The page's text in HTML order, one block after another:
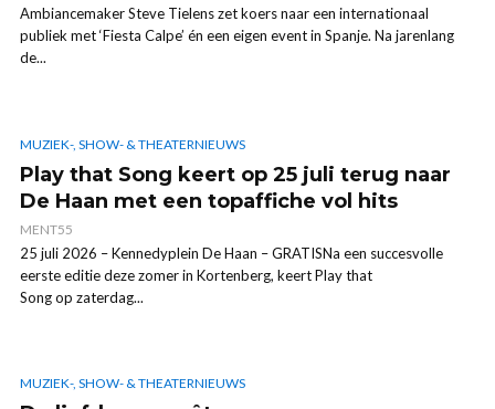
Ambiancemaker Steve Tielens zet koers naar een internationaal
publiek met ‘Fiesta Calpe’ én een eigen event in Spanje. Na jarenlang
de...
MUZIEK-, SHOW- & THEATERNIEUWS
Play that Song keert op 25 juli terug naar
De Haan met een topaffiche vol hits
MENT55
25 juli 2026 – Kennedyplein De Haan – GRATISNa een succesvolle
eerste editie deze zomer in Kortenberg, keert Play that
Song op zaterdag...
MUZIEK-, SHOW- & THEATERNIEUWS